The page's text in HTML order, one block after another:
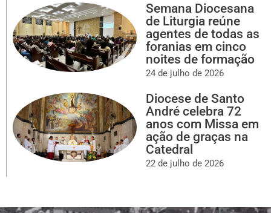
Semana Diocesana
de Liturgia reúne
agentes de todas as
foranias em cinco
noites de formação
24 de julho de 2026
Diocese de Santo
André celebra 72
anos com Missa em
ação de graças na
Catedral
22 de julho de 2026